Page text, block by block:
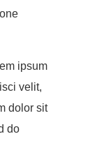
ipsum
velit,
dolor sit
do